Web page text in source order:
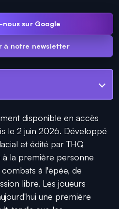
nous sur Google
à notre newsletter
disponible en accès
le 2 juin 2026. Développé
et édité par THQ
la première personne
à l'épée, de
libre. Les joueurs
une première